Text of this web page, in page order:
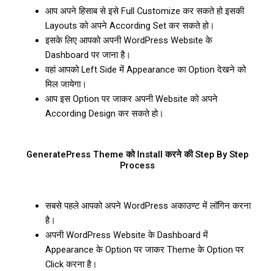
आप अपने हिसाब से इसे Full Customize कर सकते हो इसकी
Layouts को अपने According Set कर सकते हो।
इसके लिए आपको अपनी WordPress Website के
Dashboard पर जाना है।
वहां आपको Left Side में Appearance का Option देखने को
मिल जायेगा।
आप इस Option पर जाकर अपनी Website को अपने
According Design कर सकते हो।
GeneratePress Theme को Install करने की Step By Step
Process
सबसे पहले आपको अपने WordPress अकाउण्ट में लॉगिन करना
है।
अपनी WordPress Website के Dashboard में
Appearance के Option पर जाकर Theme के Option पर
Click करना है।